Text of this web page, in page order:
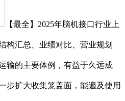
【最全】2025年脑机接口行业上
构汇总、业绩对比、营业规划
输的主要体例，有益于久远成
步扩大收集笼盖面，能遍及使用